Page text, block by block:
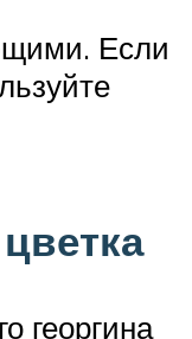
Если
георгина